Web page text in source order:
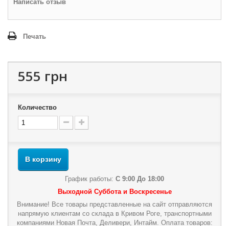
Написать отзыв
Печать
555 грн
Количество
В корзину
График работы: С 9:00 До 18:00
Выходной Суббота и Воскресенье
Внимание! Все товары представленные на сайт отправляются
напрямую клиентам со склада в Кривом Роге, транспортными
компаниями Новая Почта, Деливери, Интайм. Оплата товаров: